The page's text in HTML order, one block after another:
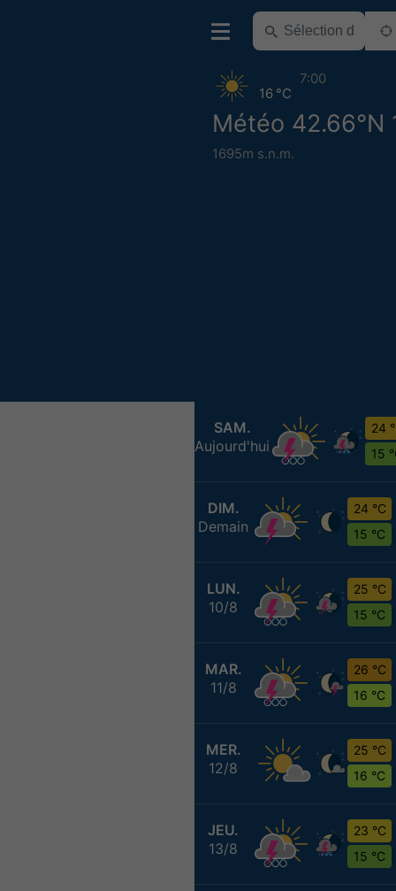
Météo 42.66°N
1695m s.n.m.
16 °C
7:00
SAM.
Aujourd'hui
24
15
DIM.
Demain
24 °C
15 °C
LUN.
10/8
25 °C
15 °C
MAR.
11/8
26 °C
16 °C
MER.
12/8
25 °C
16 °C
JEU.
13/8
23 °C
15 °C